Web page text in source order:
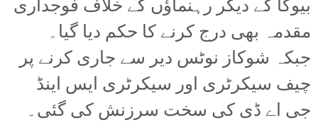
بیوگا کے دیگر رہنماؤں کے خلاف فوجداری
مقدمہ بھی درج کرنے کا حکم دیا گیا۔
جبکہ شوکاز نوٹس دیر سے جاری کرنے پر
چیف سیکرٹری اور سیکرٹری ایس اینڈ
جی اے ڈی کی سخت سرزنش کی گئی۔